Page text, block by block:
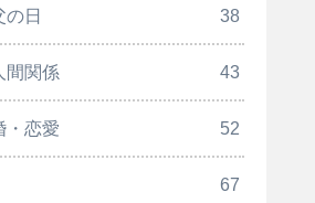
の日 38
間関係 43
・恋愛 52
67